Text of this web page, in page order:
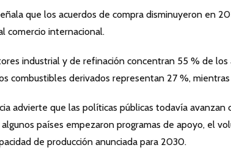
que los acuerdos de compra disminuyeron en
comercio internacional.
industrial y de refinación concentran 55 % de
combustibles derivados representan 27 %,
advierte que las políticas públicas todavía
países empezaron programas de apoyo, el
de producción anunciada para 2030.